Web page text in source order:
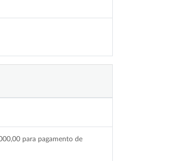
para pagamento de